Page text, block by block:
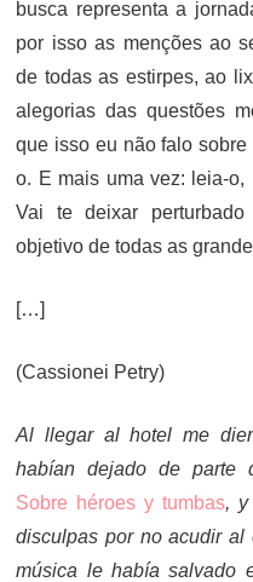
busca representa a
por isso as menções ao
de todas as estirpes, ao
alegorias das questões
que isso eu não falo sobre
o. E mais uma vez: leia-o,
Vai te deixar
objetivo de todas as
[…]
(Cassionei Petry)
Al llegar al hotel me
habían dejado de parte
Sobre héroes y tumbas, y
disculpas por no acudir al
música le había salvado